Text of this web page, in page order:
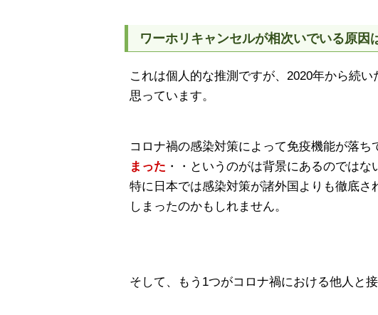
ワーホリキャンセルが相次いでいる原因
これは個人的な推測ですが、2020年から続
思っています。
コロナ禍の感染対策によって免疫機能が落ち
まった ・・というのがは背景にあるのではな
特に日本では感染対策が諸外国よりも徹底
しまったのかもしれません。
そして、もう1つがコロナ禍における他人と